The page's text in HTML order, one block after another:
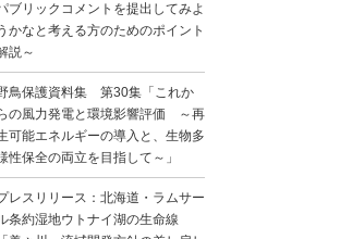
ブリックコメントを提出してみよ
かなと考える方のためのポイント
説～
鳥保護資料集 第30集「これか
の風力発電と環境影響評価 ～再
可能エネルギーの導入と、生物多
性保全の両立を目指して～」
レスリリース：北海道・ラムサー
条約湿地ウトナイ湖の生命線